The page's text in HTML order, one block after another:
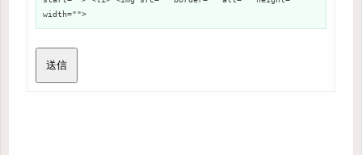
width="">
送信